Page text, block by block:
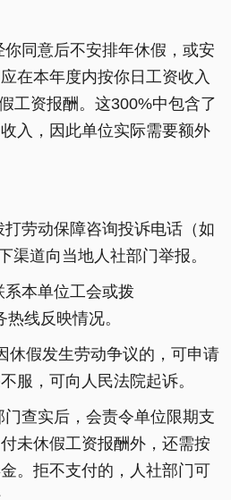
同意后不安排年休假，或安
在本年度内按你日工资收入
工资报酬。这300%中包含了
入，因此单位实际需要额外
劳动保障咨询投诉电话（如
渠道向当地人社部门举报。
本单位工会或拨
热线反映情况。
假发生劳动争议的，可申请
服，可向人民法院起诉。
查实后，会责令单位限期支
未休假工资报酬外，还需按
。拒不支付的，人社部门可